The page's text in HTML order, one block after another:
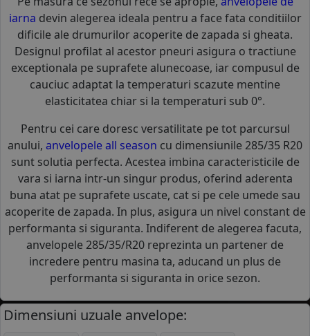
iarna devin alegerea ideala pentru a face fata conditiilor
dificile ale drumurilor acoperite de zapada si gheata.
Designul profilat al acestor pneuri asigura o tractiune
exceptionala pe suprafete alunecoase, iar compusul de
cauciuc adaptat la temperaturi scazute mentine
elasticitatea chiar si la temperaturi sub 0°.
Pentru cei care doresc versatilitate pe tot parcursul
anului, anvelopele all season cu dimensiunile 285/35 R20
sunt solutia perfecta. Acestea imbina caracteristicile de
vara si iarna intr-un singur produs, oferind aderenta
buna atat pe suprafete uscate, cat si pe cele umede sau
acoperite de zapada. In plus, asigura un nivel constant de
performanta si siguranta. Indiferent de alegerea facuta,
anvelopele 285/35/R20 reprezinta un partener de
incredere pentru masina ta, aducand un plus de
performanta si siguranta in orice sezon.
Dimensiuni uzuale anvelope: